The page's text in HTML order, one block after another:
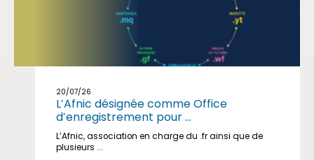
20/07/26
L’Afnic désignée comme Office
d’enregistrement pour ...
L’Afnic, association en charge du .fr ainsi que de
plusieurs ...